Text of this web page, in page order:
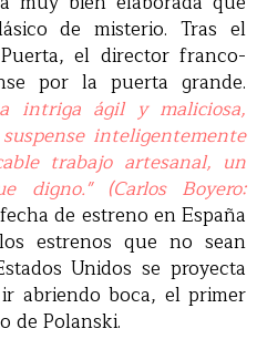
de misterio. Tras el
el director franco-
por la puerta grande.
intriga ágil y maliciosa,
inteligentemente
trabajo artesanal, un
digno." (Carlos Boyero:
de estreno en España
estrenos que no sean
Unidos se proyecta
abriendo boca, el primer
de Polanski.